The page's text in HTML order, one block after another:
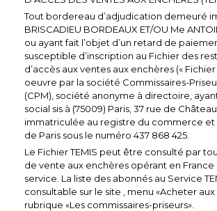
Tout bordereau d’adjudication demeuré
BRISCADIEU BORDEAUX ET/OU Me
ou ayant fait l’objet d’un retard de
susceptible d’inscription au Fichier des
d’accès aux ventes aux enchères (« Fichier
oeuvre par la société Commissaires-
(CPM), société anonyme à directoire,
social sis à (75009) Paris, 37 rue de
immatriculée au registre du commerce et
de Paris sous le numéro 437 868 425.
Le Fichier TEMIS peut être consulté par
de vente aux enchères opérant en France
service. La liste des abonnés au Service
consultable sur le site , menu «Acheter aux
rubrique «Les commissaires-priseurs».